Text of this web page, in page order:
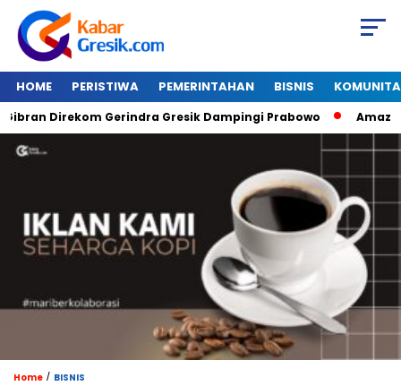
HOME PERISTIWA PEMERINTAHAN BISNIS
Direkom Gerindra Gresik Dampingi Prabowo Amazon
Home / BISNIS